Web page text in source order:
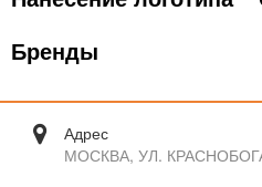
Бренды
Адрес
МОСКВА, УЛ.